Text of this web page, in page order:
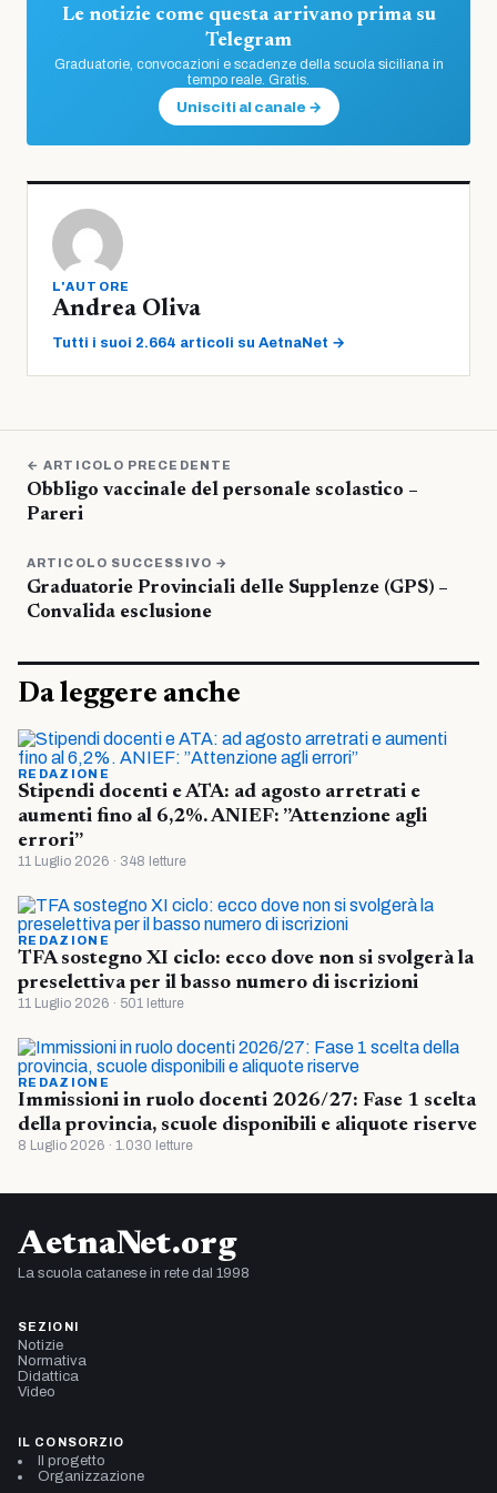
Le notizie come questa arrivano prima su
Telegram
Graduatorie, convocazioni e scadenze della scuola siciliana in
tempo reale. Gratis.
Unisciti al canale →
L'AUTORE
Andrea Oliva
Tutti i suoi 2.664 articoli su AetnaNet →
← ARTICOLO PRECEDENTE
Obbligo vaccinale del personale scolastico –
Pareri
ARTICOLO SUCCESSIVO →
Graduatorie Provinciali delle Supplenze (GPS) –
Convalida esclusione
Da leggere anche
REDAZIONE
Stipendi docenti e ATA: ad agosto arretrati e
aumenti fino al 6,2%. ANIEF: ”Attenzione agli
errori”
11 Luglio 2026 · 348 letture
REDAZIONE
TFA sostegno XI ciclo: ecco dove non si svolgerà la
preselettiva per il basso numero di iscrizioni
11 Luglio 2026 · 501 letture
REDAZIONE
Immissioni in ruolo docenti 2026/27: Fase 1 scelta
della provincia, scuole disponibili e aliquote riserve
8 Luglio 2026 · 1.030 letture
AetnaNet.org
La scuola catanese in rete dal 1998
SEZIONI
Notizie
Normativa
Didattica
Video
IL CONSORZIO
Il progetto
Organizzazione